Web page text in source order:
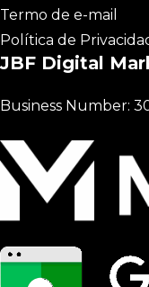
Termo de e-mail
Política de
JBF Digital
Business Number: